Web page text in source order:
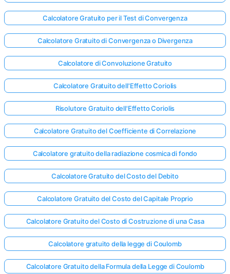
Calcolatore Gratuito per il Test di Convergenza
Calcolatore Gratuito di Convergenza o Divergenza
Calcolatore di Convoluzione Gratuito
Calcolatore Gratuito dell'Effetto Coriolis
Risolutore Gratuito dell'Effetto Coriolis
Calcolatore Gratuito del Coefficiente di Correlazione
Calcolatore gratuito della radiazione cosmica di fondo
Calcolatore Gratuito del Costo del Debito
Calcolatore Gratuito del Costo del Capitale Proprio
Calcolatore Gratuito del Costo di Costruzione di una Casa
Calcolatore gratuito della legge di Coulomb
Calcolatore Gratuito della Formula della Legge di Coulomb